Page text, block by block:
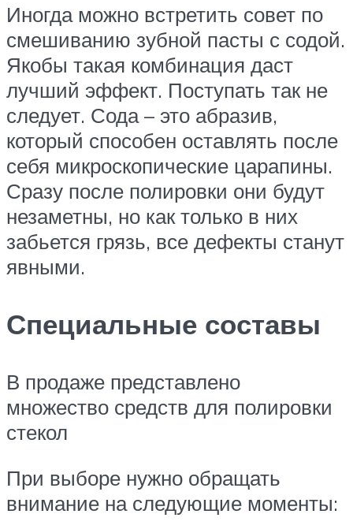
Иногда можно встретить совет по
смешиванию зубной пасты с содой.
Якобы такая комбинация даст
лучший эффект. Поступать так не
следует. Сода – это абразив,
который способен оставлять после
себя микроскопические царапины.
Сразу после полировки они будут
незаметны, но как только в них
забьется грязь, все дефекты станут
явными.
Специальные составы
В продаже представлено
множество средств для полировки
стекол
При выборе нужно обращать
внимание на следующие моменты: